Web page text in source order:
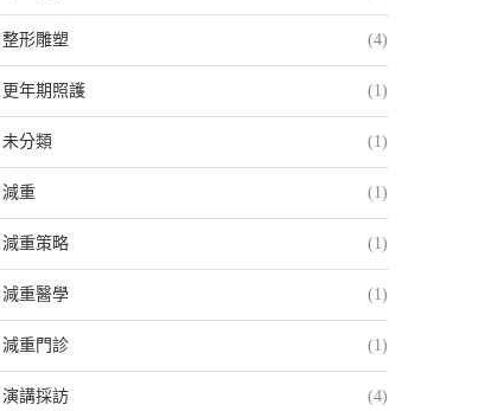
整形雕塑 (4)
更年期照護 (1)
未分類 (1)
減重 (1)
減重策略 (1)
減重醫學 (1)
減重門診 (1)
演講採訪 (4)